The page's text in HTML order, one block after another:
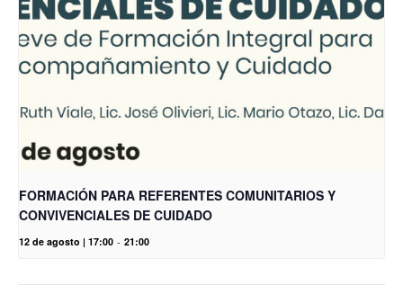
FORMACIÓN PARA REFERENTES COMUNITARIOS Y
CONVIVENCIALES DE CUIDADO
12 de agosto | 17:00 - 21:00